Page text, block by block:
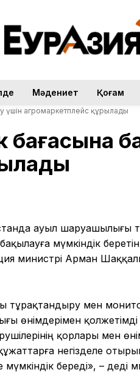
Мәдениет Қоғам
үшін агромаркетплейс құрылады
бағасына
ауыл шаруашылығы
мүмкіндік
министрі Арман
мен
өнімдерімен
қорлары мен
негізделе
береді», – деді